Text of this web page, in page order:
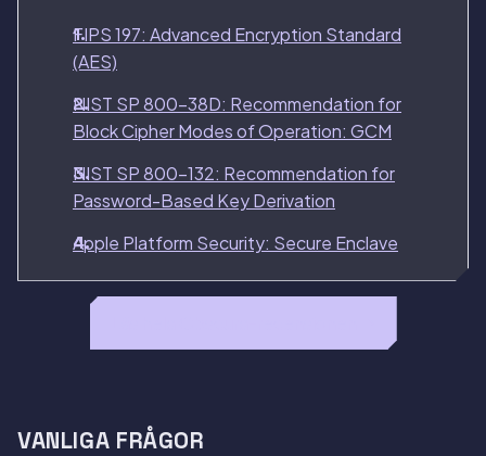
FIPS 197: Advanced Encryption Standard
(AES)
NIST SP 800-38D: Recommendation for
Block Cipher Modes of Operation: GCM
NIST SP 800-132: Recommendation for
Password-Based Key Derivation
Apple Platform Security: Secure Enclave
VANLIGA FRÅGOR